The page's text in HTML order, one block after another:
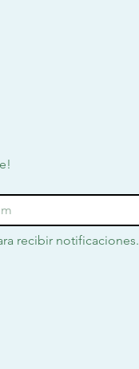
recibir notificaciones.